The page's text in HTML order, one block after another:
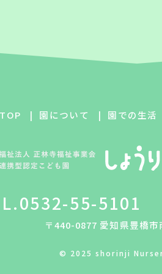
TOP 園について 園での生活
0532-55-5101
〒440-0877 愛知県豊橋市
© 2025 shorinji